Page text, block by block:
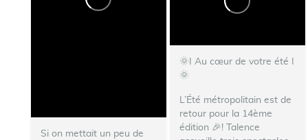
Si on mettait un peu de
🌞I Au cœur de votre été I
🌞
L’Été métropolitain est de
retour pour la 14ème
édition 🎉!
Talence